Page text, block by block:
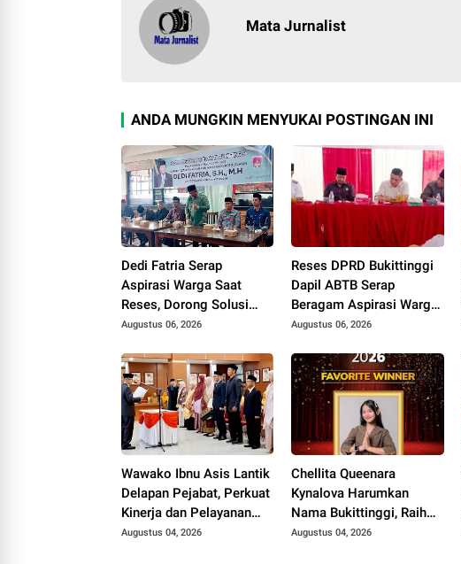
Mata Jurnalist
ANDA MUNGKIN MENYUKAI POSTINGAN INI
Dedi Fatria Serap
Aspirasi Warga Saat
Reses, Dorong Solusi
Bantuan Pendidikan
Baznas
Augustus 06, 2026
Reses DPRD Bukittinggi
Dapil ABTB Serap
Beragam Aspirasi Warga,
Perubahan Desil hingga
Lurah Jadi Sorotan
Augustus 06, 2026
Wawako Ibnu Asis Lantik
Delapan Pejabat, Perkuat
Kinerja dan Pelayanan
Publik Pemko Bukittinggi
Augustus 04, 2026
Chellita Queenara
Kynalova Harumkan
Nama Bukittinggi, Raih
Favorite Winner di Ajang
Augustus 04, 2026